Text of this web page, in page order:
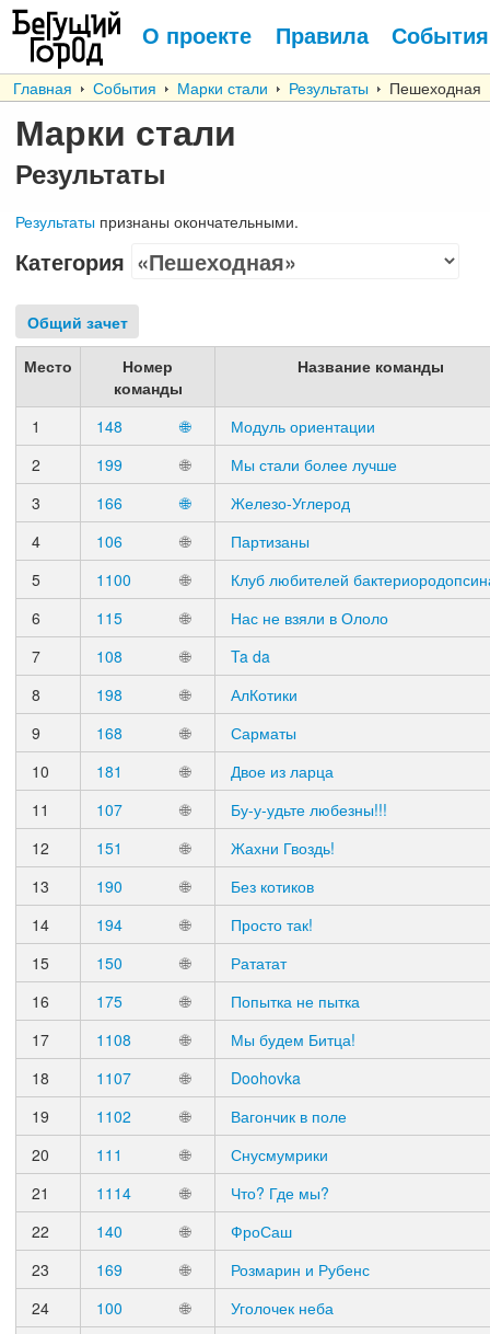
О проекте Правила События
Главная События Марки стали Результаты Пешеходная
Марки стали
Результаты
Результаты признаны окончательными.
Категория
Общий зачет
Место
Номер
команды
Название команды
1 148 🌐
Модуль ориентации
2
199 🌐
Мы стали более лучше
3
166 🌐
Железо-Углерод
4
106 🌐
Партизаны
5
1100 🌐
Клуб любителей
6
115 🌐
Нас не взяли в Ололо
7
108 🌐
Ta da
8
198 🌐
АлКотики
9
168 🌐
Сарматы
10
181 🌐
Двое из ларца
11
107 🌐
Бу-у-удьте любезны!!!
12
151 🌐
Жахни Гвоздь!
13
190 🌐
Без котиков
14
194 🌐
Просто так!
15
150 🌐
Рататат
16
175 🌐
Попытка не пытка
17
1108 🌐
Мы будем Битца!
18
1107 🌐
Doohovka
19
1102 🌐
Вагончик в поле
20
111 🌐
Снусмумрики
21
1114 🌐
Что? Где мы?
22
140 🌐
ФроСаш
23
169 🌐
Розмарин и Рубенс
24
100 🌐
Уголочек неба